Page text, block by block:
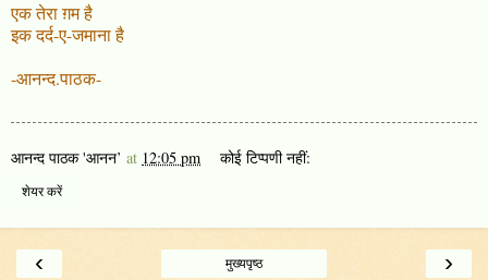
एक तेरा ग़म है
इक दर्द-ए-जमाना है
-आनन्द.पाठक-
आनन्द पाठक 'आनन’ at 12:05 pm कोई टिप्पणी नहीं:
शेयर करें
‹ ›
मुख्यपृष्ठ